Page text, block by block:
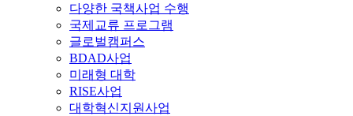
다양한 국책사업 수행
국제교류 프로그램
글로벌캠퍼스
BDAD사업
미래형 대학
RISE사업
대학혁신지원사업